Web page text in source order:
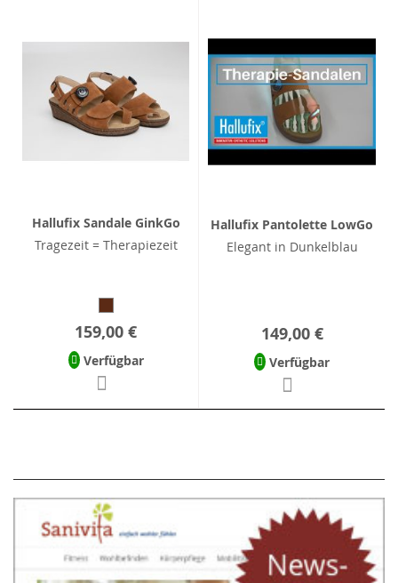
Hallufix Sandale GinkGo
Tragezeit = Therapiezeit
159,00 €
Verfügbar
Hallufix Pantolette LowGo
Elegant in Dunkelblau
149,00 €
Verfügbar